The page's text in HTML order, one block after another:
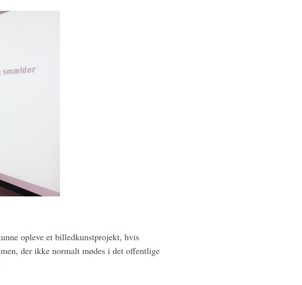
opleve et billedkunstprojekt, hvis
der ikke normalt mødes i det offentlige